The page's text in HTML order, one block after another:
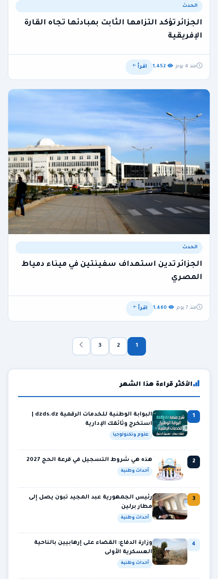
الحدث
الجزائر تؤكد التزامها الثابت بمبادئها تجاه القارة
الإفريقية
منذ 4 يوم · اقرأ
الحدث
الجزائر تدين استهداف سفينتين في ميناء دمياط
المصري
منذ 7 يوم · اقرأ
1
2
3
الأكثر قراءة هذا الشهر
1
استخرج وثائقك الإدارية
علوم وتكنولوجيا
2 هذه هي شروط التسجيل في قرعة الحج 2027
أحداث وطنية
3
رئيس الجمهورية عبد المجيد تبون يصل إلى
مطار برلين
أحداث وطنية
4
وزارة الدفاع: القضاء على إرهابيين بالناحية
العسكرية الأولى
أحداث وطنية